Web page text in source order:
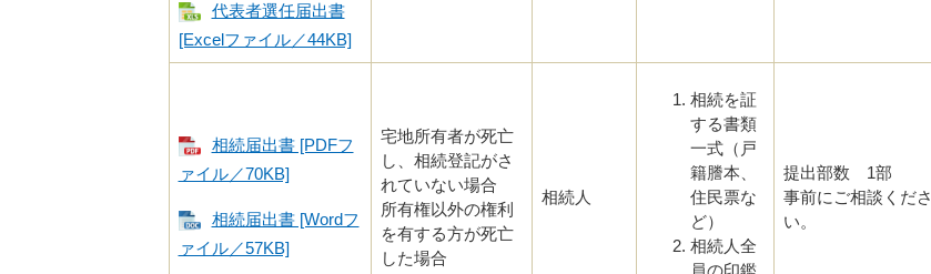
代表者選任届出書
[Excelファイル／44KB]
相続届出書 [PDFフ
ァイル／70KB]
相続届出書 [Wordフ
ァイル／57KB]
宅地所有者が死亡
し、相続登記がさ
れていない場合
所有権以外の権利
を有する方が死亡
した場合
相続人
相続を証
する書類
一式（戸
籍謄本、
住民票な
ど）
相続人全
員の印鑑
提出部数 1部
事前にご相談くださ
い。